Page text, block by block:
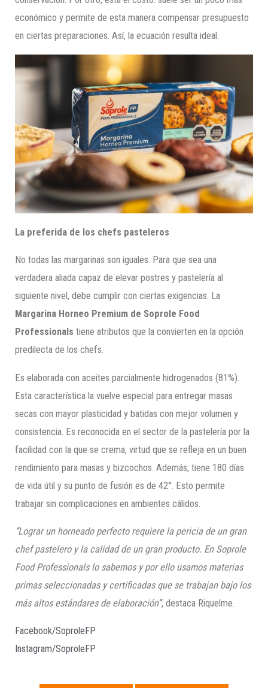
económico y permite de esta manera compensar presupuesto
en ciertas preparaciones. Así, la ecuación resulta ideal.
La preferida de los chefs pasteleros
No todas las margarinas son iguales. Para que sea una
verdadera aliada capaz de elevar postres y pastelería al
siguiente nivel, debe cumplir con ciertas exigencias. La
Margarina Horneo Premium de Soprole Food
Professionals tiene atributos que la convierten en la opción
predilecta de los chefs.
Es elaborada con aceites parcialmente hidrogenados (81%).
Esta característica la vuelve especial para entregar masas
secas con mayor plasticidad y batidas con mejor volumen y
consistencia. Es reconocida en el sector de la pastelería por la
facilidad con la que se crema, virtud que se refleja en un buen
rendimiento para masas y bizcochos. Además, tiene 180 días
de vida útil y su punto de fusión es de 42°. Esto permite
trabajar sin complicaciones en ambientes cálidos.
“Lograr un horneado perfecto requiere la pericia de un gran
chef pastelero y la calidad de un gran producto. En Soprole
Food Professionals lo sabemos y por ello usamos materias
primas seleccionadas y certificadas que se trabajan bajo los
más altos estándares de elaboración”, destaca Riquelme.
Facebook/SoproleFP
Instagram/SoproleFP